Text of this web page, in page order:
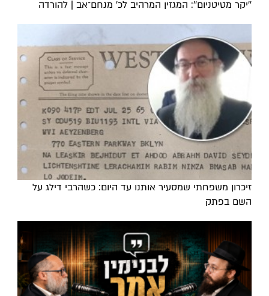
''יקר מטיטניום'': המגזין המרהיב לכ’ מנחם־אב | להורדה
זיכרון משפחתי שמסעיר אותנו עד היום: כשהרבי דילג על
השם בפתק